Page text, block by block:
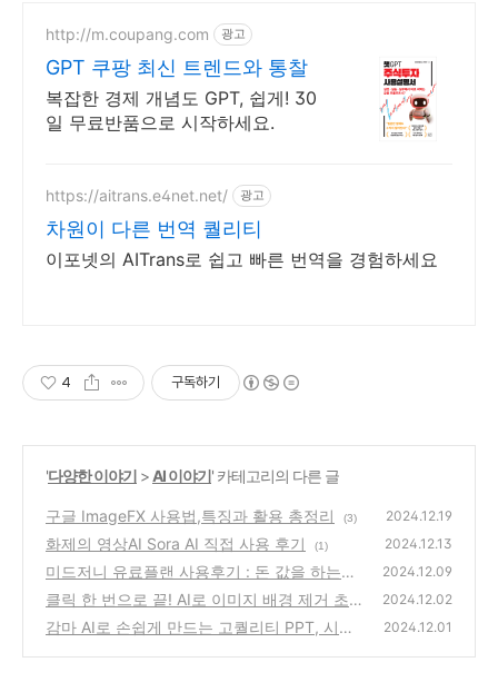
http://m.coupang.com 광고
GPT 쿠팡 최신 트렌드와 통찰
복잡한 경제 개념도 GPT, 쉽게! 30
일 무료반품으로 시작하세요.
https://aitrans.e4net.net/ 광고
차원이 다른 번역 퀄리티
이포넷의 AITrans로 쉽고 빠른 번역을 경험하세요
4 구독하기
'다양한 이야기 > AI 이야기' 카테고리의 다른 글
구글 ImageFX 사용법,특징과 활용 총정리 (3) 2024.12.19
화제의 영상AI Sora AI 직접 사용 후기 (1) 2024.12.13
미드저니 유료플랜 사용후기 : 돈 값을 하는
가?
(4)
2024.12.09
클릭 한 번으로 끝! AI로 이미지 배경 제거 초
간단 가이드
(2)
2024.12.02
감마 AI로 손쉽게 만드는 고퀄리티 PPT, 시간
2024.12.01